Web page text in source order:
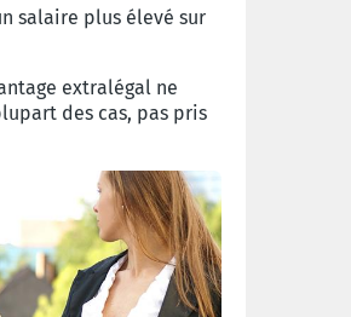
salaire plus élevé sur
extralégal ne
des cas, pas pris